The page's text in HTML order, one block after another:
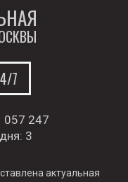
7
057 247
3
актуальная